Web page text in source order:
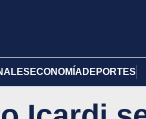
ECONOMÍA DEPORTES